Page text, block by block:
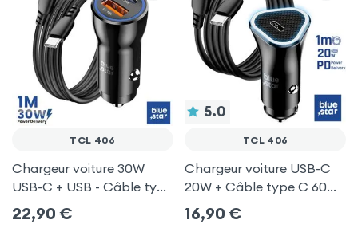
TCL 406
Chargeur voiture 30W
USB-C + USB - Câble type
C 60W Blue Star pour TCL
406
22,90 €
5.0
TCL 406
Chargeur voiture USB-C
20W + Câble type C 60W
Blue Star pour TCL 406
16,90 €